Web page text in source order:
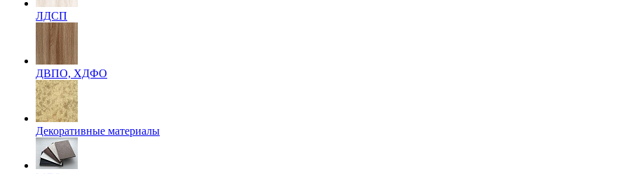
ЛДСП
ДВПО, ХДФО
Декоративные материалы